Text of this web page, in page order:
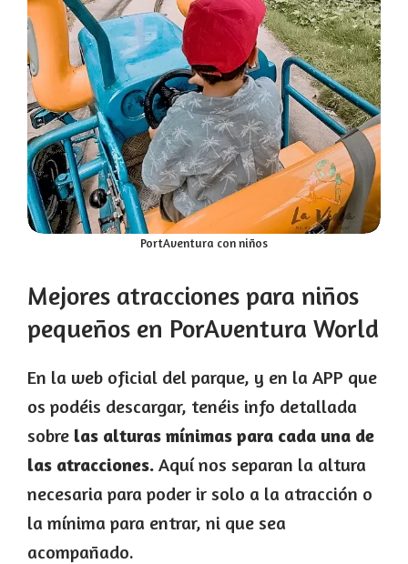
PortAventura con niños
Mejores atracciones para niños
pequeños en PorAventura World
En la web oficial del parque, y en la APP que
os podéis descargar, tenéis info detallada
sobre las alturas mínimas para cada una de
las atracciones. Aquí nos separan la altura
necesaria para poder ir solo a la atracción o
la mínima para entrar, ni que sea
acompañado.